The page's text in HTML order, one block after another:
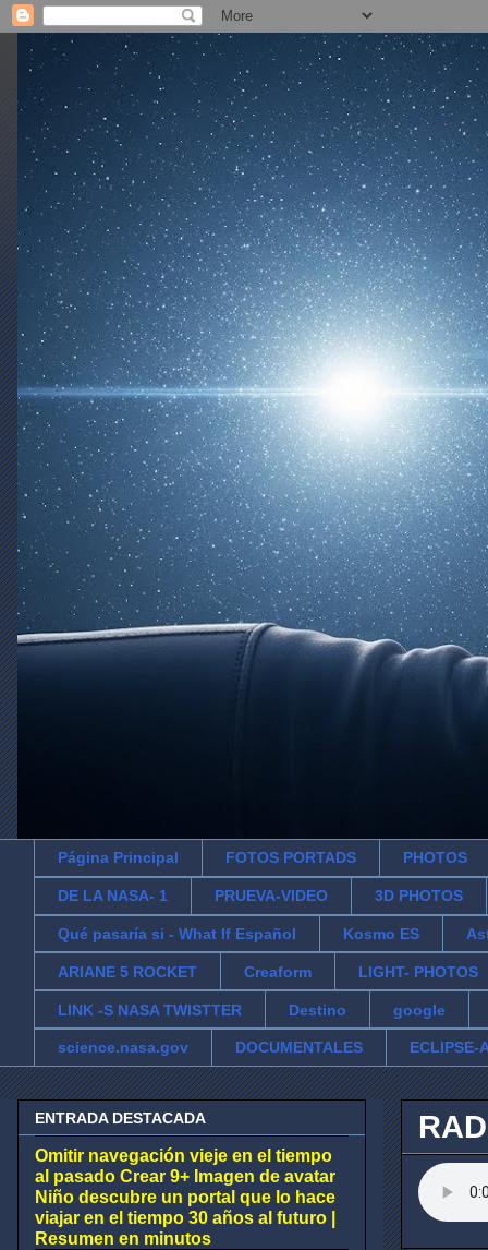
Página Principal FOTOS PORTADS PHOTOS
DE LA NASA- 1 PRUEVA-VIDEO 3D PHOTOS
Qué pasaría si - What If Español Kosmo ES
ARIANE 5 ROCKET Creaform LIGHT- PHOTOS
LINK -S NASA TWISTTER Destino google
science.nasa.gov DOCUMENTALES ECLIPSE-
ENTRADA DESTACADA
Omitir navegación vieje en el tiempo
al pasado Crear 9+ Imagen de avatar
Niño descubre un portal que lo hace
viajar en el tiempo 30 años al futuro |
Resumen en minutos